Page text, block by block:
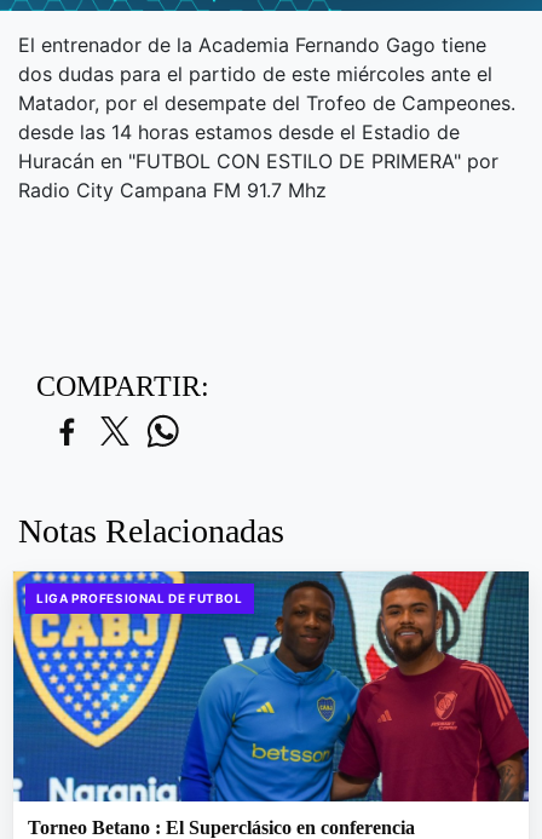
El entrenador de la Academia Fernando Gago tiene
dos dudas para el partido de este miércoles ante el
Matador, por el desempate del Trofeo de Campeones.
desde las 14 horas estamos desde el Estadio de
Huracán en "FUTBOL CON ESTILO DE PRIMERA" por
Radio City Campana FM 91.7 Mhz
COMPARTIR:
Notas Relacionadas
LIGA PROFESIONAL DE FUTBOL
Torneo Betano : El Superclásico en conferencia